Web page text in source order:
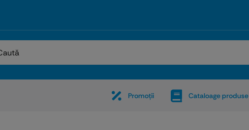
Promoţii Cataloage produse